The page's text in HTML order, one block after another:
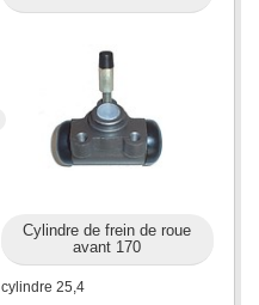
Cylindre de frein de roue
avant 170
cylindre 25,4